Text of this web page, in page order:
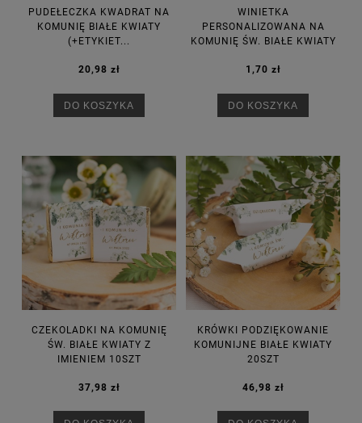
PUDEŁECZKA KWADRAT NA
KOMUNIĘ BIAŁE KWIATY
(+ETYKIET...
20,98 zł
DO KOSZYKA
WINIETKA
PERSONALIZOWANA NA
KOMUNIĘ ŚW. BIAŁE KWIATY
1,70 zł
DO KOSZYKA
CZEKOLADKI NA KOMUNIĘ
ŚW. BIAŁE KWIATY Z
IMIENIEM 10SZT
37,98 zł
KRÓWKI PODZIĘKOWANIE
KOMUNIJNE BIAŁE KWIATY
20SZT
46,98 zł